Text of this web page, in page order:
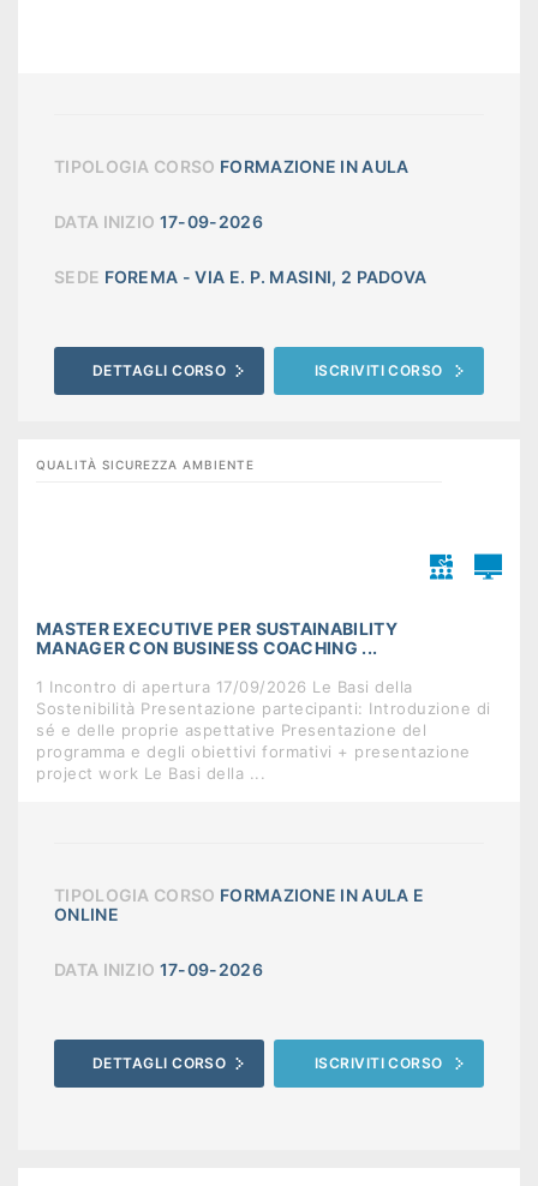
TIPOLOGIA CORSO FORMAZIONE IN AULA
DATA INIZIO 17-09-2026
SEDE FOREMA - VIA E. P. MASINI, 2 PADOVA
DETTAGLI CORSO ISCRIVITI CORSO
QUALITÀ SICUREZZA AMBIENTE
MASTER EXECUTIVE PER SUSTAINABILITY
MANAGER CON BUSINESS COACHING ...
1 Incontro di apertura 17/09/2026 Le Basi della
Sostenibilità Presentazione partecipanti: Introduzione di
sé e delle proprie aspettative Presentazione del
programma e degli obiettivi formativi + presentazione
project work Le Basi della ...
TIPOLOGIA CORSO FORMAZIONE IN AULA E
ONLINE
DATA INIZIO 17-09-2026
DETTAGLI CORSO ISCRIVITI CORSO